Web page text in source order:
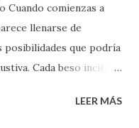
Cuando comienzas a
llenarse de
posibilidades que podría
Cada beso incita
El problema es
LEER MÁS